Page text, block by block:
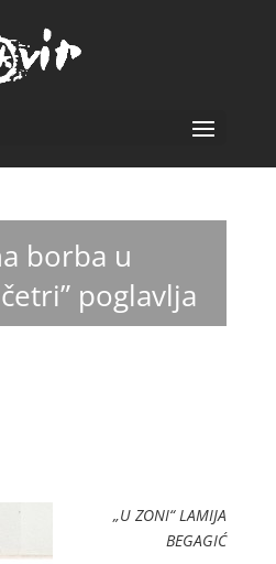
borba u
poglavlja
„U ZONI“LAMIJA
BEGAGIĆ